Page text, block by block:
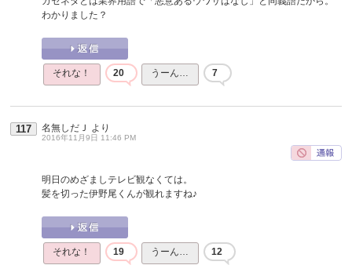
わかりました？
それな！ 20 うーん… 7
117 名無しだＪ より
2016年11月9日 11:46 PM
明日のめざましテレビ観なくては。
髪を切った伊野尾くんが観れますね♪
それな！ 19 うーん… 12